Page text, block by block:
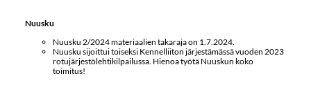
Nuusku
Nuusku 2/2024 materiaalien takaraja on 1.7.2024.
Nuusku sijoittui toiseksi Kennelliiton järjestämässä vuoden 2023
rotujärjestölehtikilpailussa. Hienoa työtä Nuuskun koko
toimitus!